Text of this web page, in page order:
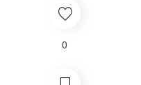
0